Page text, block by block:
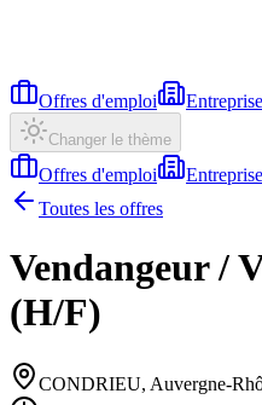
Offres d'emploi
Changer le thème
Offres d'emploi
Toutes les offres
Vendangeur /
(H/F)
CONDRIEU, Auvergne-